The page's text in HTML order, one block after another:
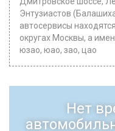
Энтузиастов
автосервисы
округах Москвы, а
юзао, юао, зао, цао
Нет